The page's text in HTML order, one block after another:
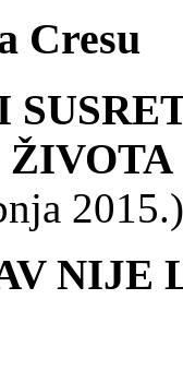
Cresu
ŽIVOTA
2015.)
NIJE